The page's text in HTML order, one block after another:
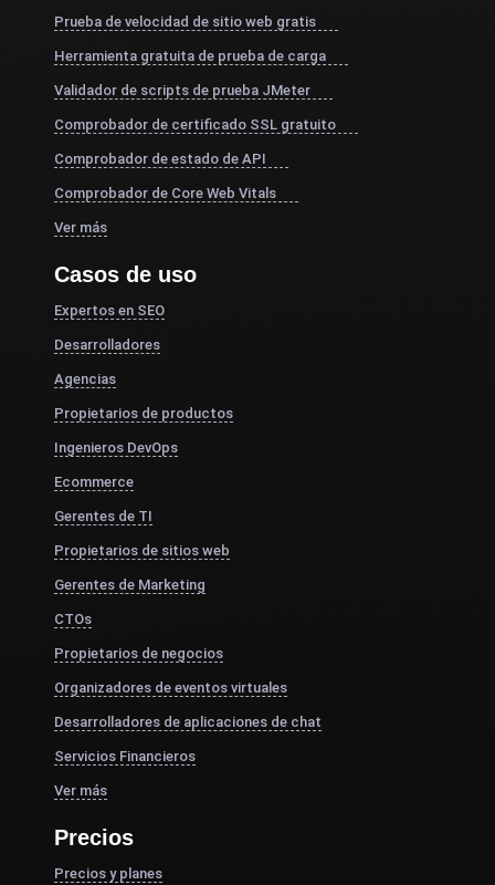
Prueba de velocidad de sitio web gratis
Herramienta gratuita de prueba de carga
Validador de scripts de prueba JMeter
Comprobador de certificado SSL gratuito
Comprobador de estado de API
Comprobador de Core Web Vitals
Ver más
Casos de uso
Expertos en SEO
Desarrolladores
Agencias
Propietarios de productos
Ingenieros DevOps
Ecommerce
Gerentes de TI
Propietarios de sitios web
Gerentes de Marketing
CTOs
Propietarios de negocios
Organizadores de eventos virtuales
Desarrolladores de aplicaciones de chat
Servicios Financieros
Ver más
Precios
Precios y planes